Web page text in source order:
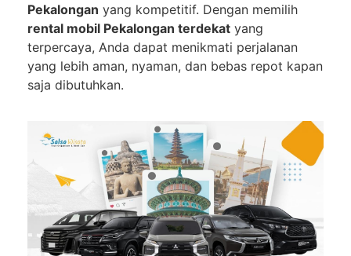
Pekalongan yang kompetitif. Dengan memilih
rental mobil Pekalongan terdekat yang
terpercaya, Anda dapat menikmati perjalanan
yang lebih aman, nyaman, dan bebas repot kapan
saja dibutuhkan.